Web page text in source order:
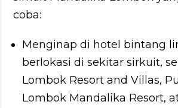
coba:
Menginap di hotel bintang
berlokasi di sekitar sirkuit,
Lombok Resort and Villas,
Lombok Mandalika Resort,